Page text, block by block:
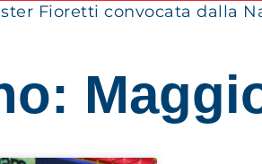
Fioretti convocata dalla